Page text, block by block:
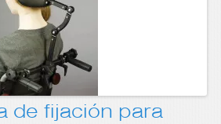
de fijación para